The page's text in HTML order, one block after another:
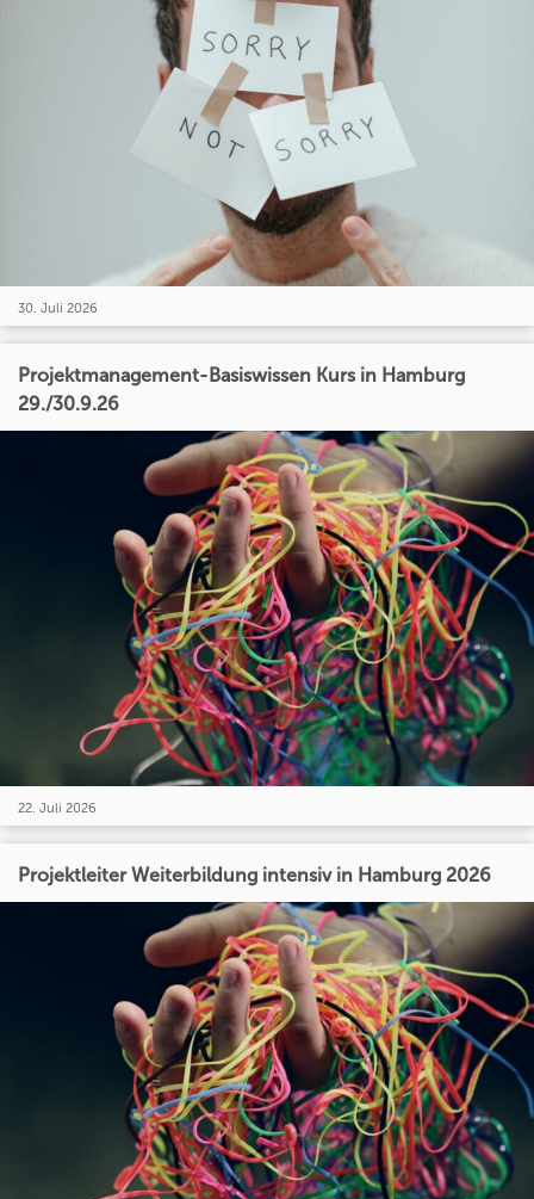
30. Juli 2026
Projektmanagement-Basiswissen Kurs in Hamburg
29./30.9.26
22. Juli 2026
Projektleiter Weiterbildung intensiv in Hamburg 2026